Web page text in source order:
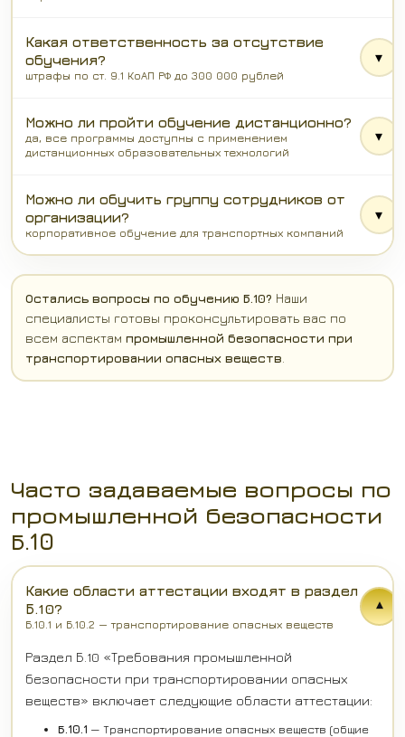
Какая ответственность за отсутствие
обучения?
штрафы по ст. 9.1 КоАП РФ до 300 000 рублей
▾
Можно ли пройти обучение дистанционно?
да, все программы доступны с применением
дистанционных образовательных технологий
▾
Можно ли обучить группу сотрудников от
организации?
корпоративное обучение для транспортных компаний
▾
Остались вопросы по обучению Б.10? Наши
специалисты готовы проконсультировать вас по
всем аспектам промышленной безопасности при
транспортировании опасных веществ
Часто задаваемые вопросы по
промышленной безопасности
Б.10
Какие области аттестации входят в раздел
Б.10?
Б.10.1 и Б.10.2 — транспортирование опасных веществ
▾
Раздел Б.10 «Требования промышленной
безопасности при транспортировании опасных
веществ» включает следующие области аттестации:
Б.10.1 — Транспортирование опасных веществ (общие